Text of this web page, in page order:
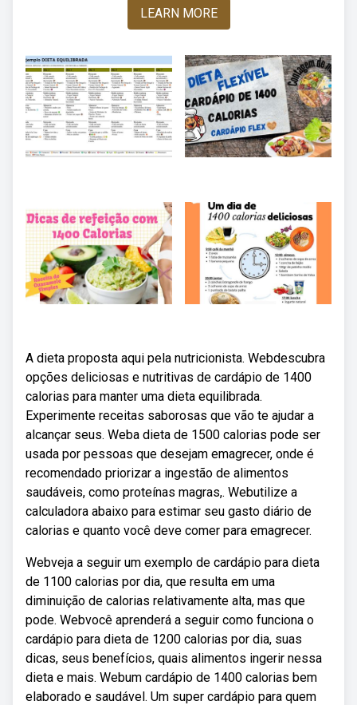
LEARN MORE
A dieta proposta aqui pela nutricionista. Webdescubra
opções deliciosas e nutritivas de cardápio de 1400
calorias para manter uma dieta equilibrada.
Experimente receitas saborosas que vão te ajudar a
alcançar seus. Weba dieta de 1500 calorias pode ser
usada por pessoas que desejam emagrecer, onde é
recomendado priorizar a ingestão de alimentos
saudáveis, como proteínas magras,. Webutilize a
calculadora abaixo para estimar seu gasto diário de
calorias e quanto você deve comer para emagrecer.
Webveja a seguir um exemplo de cardápio para dieta
de 1100 calorias por dia, que resulta em uma
diminuição de calorias relativamente alta, mas que
pode. Webvocê aprenderá a seguir como funciona o
cardápio para dieta de 1200 calorias por dia, suas
dicas, seus benefícios, quais alimentos ingerir nessa
dieta e mais. Webum cardápio de 1400 calorias bem
elaborado e saudável. Um super cardápio para quem